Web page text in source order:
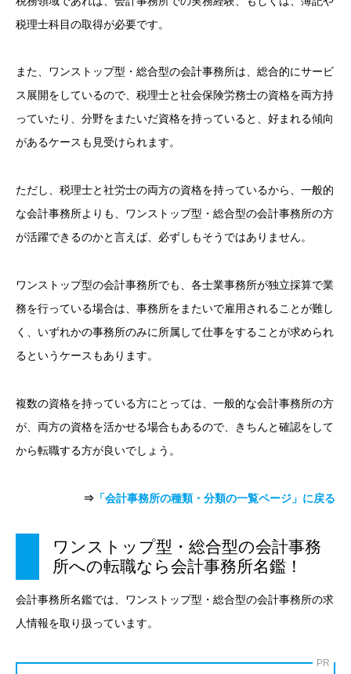
税理士科目の取得が必要です。
また、ワンストップ型・総合型の会計事務所は、総合的にサービ
ス展開をしているので、税理士と社会保険労務士の資格を両方持
っていたり、分野をまたいだ資格を持っていると、好まれる傾向
があるケースも見受けられます。
ただし、税理士と社労士の両方の資格を持っているから、一般的
な会計事務所よりも、ワンストップ型・総合型の会計事務所の方
が活躍できるのかと言えば、必ずしもそうではありません。
ワンストップ型の会計事務所でも、各士業事務所が独立採算で業
務を行っている場合は、事務所をまたいで雇用されることが難し
く、いずれかの事務所のみに所属して仕事をすることが求められ
るというケースもあります。
複数の資格を持っている方にとっては、一般的な会計事務所の方
が、両方の資格を活かせる場合もあるので、きちんと確認をして
から転職する方が良いでしょう。
⇒ 「会計事務所の種類・分類の一覧ページ」に戻る
ワンストップ型・総合型の会計事務
所への転職なら会計事務所名鑑！
会計事務所名鑑では、ワンストップ型・総合型の会計事務所の求
人情報を取り扱っています。
PR